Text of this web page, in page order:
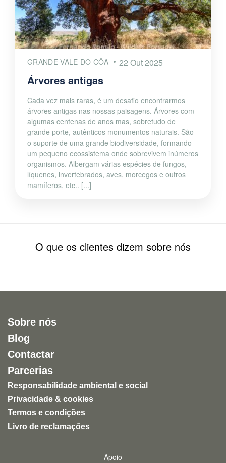
GRANDE VALE DO CÔA 22 Out 2025
Árvores antigas
Cada vez mais raras, é um desafio encontrarmos
árvores antigas nas nossas paisagens. Árvores com
algumas centenas de anos mas, sobretudo de
grande porte, autênticos monumentos naturais. São
o suporte de uma grande biodiversidade, formando
um pequeno ecossistema onde sobrevivem inúmeros
organismos. Albergam várias espécies de fungos,
líquenes, invertebrados, aves, morcegos e outros
mamíferos, etc.. [...]
O que os clientes dizem sobre nós
Sobre nós
Blog
Contactar
Parcerias
Responsabilidade ambiental e social
Privacidade & cookies
Termos e condições
Livro de reclamações
Apoio